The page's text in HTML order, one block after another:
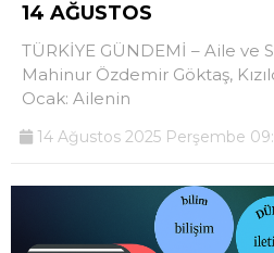
14 AĞUSTOS
TÜRKİYE GÜNDEMİ – Aile ve
Mahinur Özdemir Göktaş,
Ocak: Ailenin
14 Ağustos 2025 Perşembe